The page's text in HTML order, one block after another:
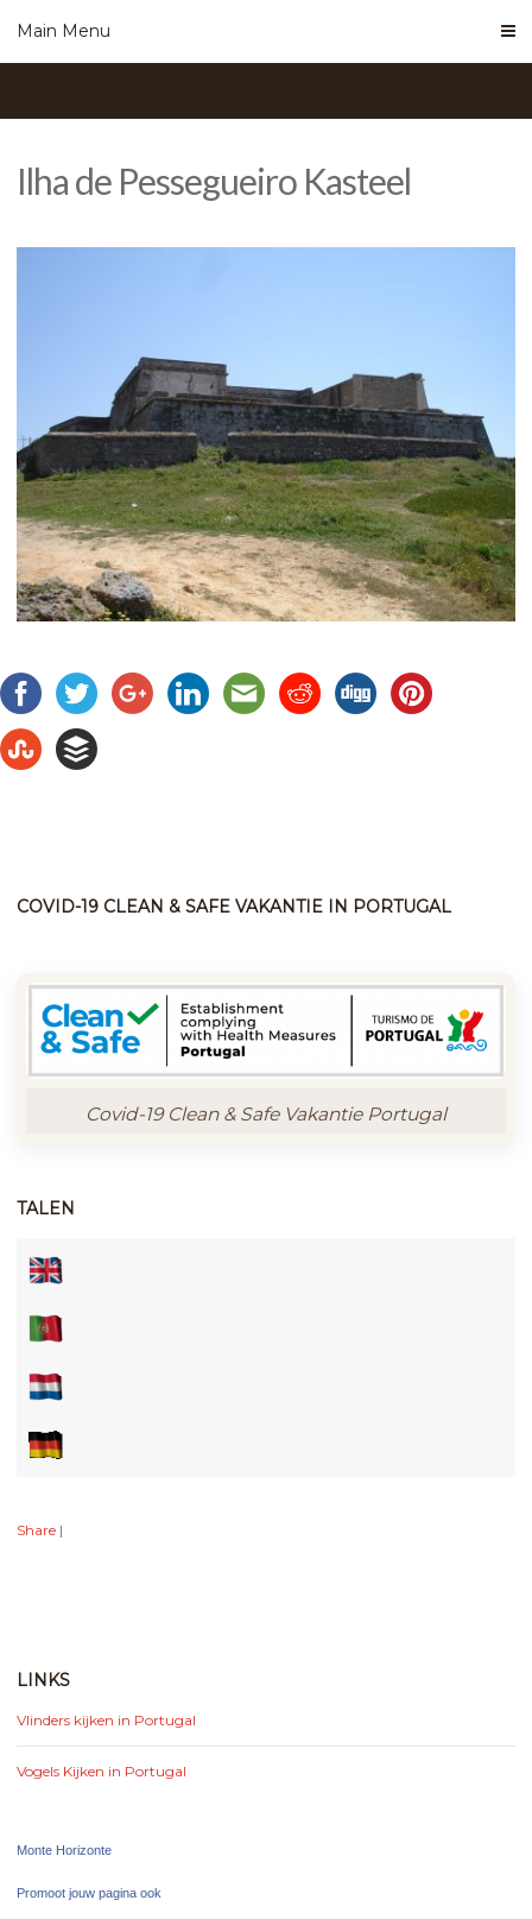
Main Menu
Ilha de Pessegueiro Kasteel
COVID-19 CLEAN & SAFE VAKANTIE IN PORTUGAL
Covid-19 Clean & Safe Vakantie Portugal
TALEN
Share |
LINKS
Vlinders kijken in Portugal
Vogels Kijken in Portugal
Monte Horizonte
Promoot jouw pagina ook